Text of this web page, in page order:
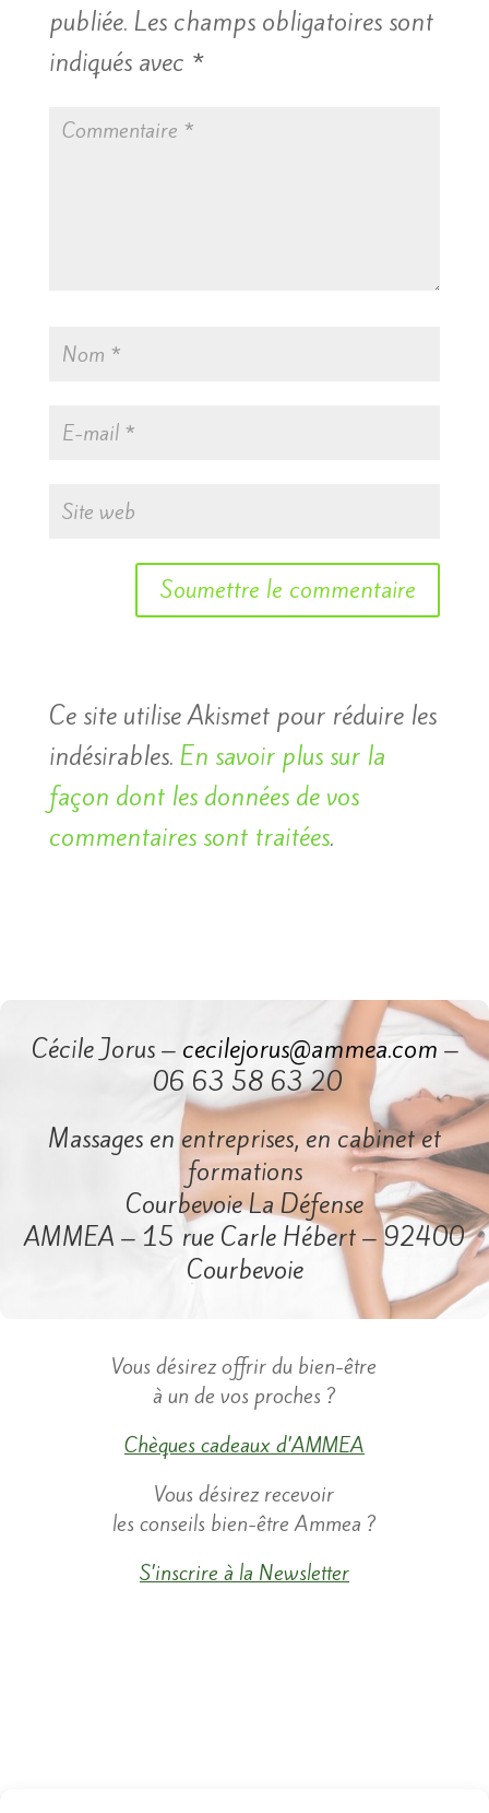
publiée. Les champs obligatoires sont
indiqués avec *
Soumettre le commentaire
Ce site utilise Akismet pour réduire les
indésirables. En savoir plus sur la
façon dont les données de vos
commentaires sont traitées.
Cécile Jorus – cecilejorus@ammea.com –
06 63 58 63 20
Massages en entreprises, en cabinet et
formations
Courbevoie La Défense
AMMEA – 15 rue Carle Hébert – 92400
Courbevoie
​Vous désirez offrir du bien-être
à un de vos proches ?
Chèques cadeaux d’AMMEA
​Vous désirez recevoir
les conseils bien-être Ammea ?
S’inscrire à la Newsletter